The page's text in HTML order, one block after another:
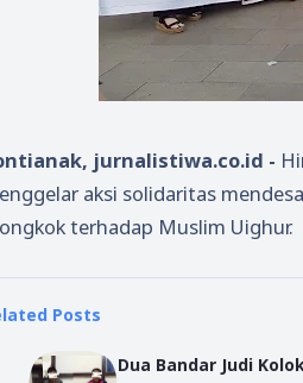
jurnalistiwa.co.id -
aksi solidaritas
terhadap Muslim Uighur.
Posts
Dua Bandar Judi